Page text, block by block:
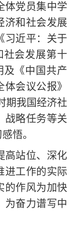
体党员集中学
济和社会发展
习近平：关于
社会发展第十
及《中国共产
会议公报》
期我国经济社
战略任务等关
悟。
高站位、 深化
进工作的实际
的作风为加快
为奋力谱写中